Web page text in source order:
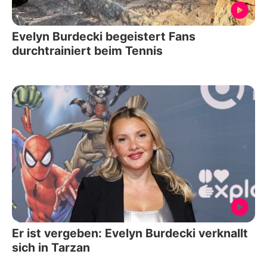
Evelyn Burdecki begeistert Fans
durchtrainiert beim Tennis
Er ist vergeben: Evelyn Burdecki verknallt
sich in Tarzan